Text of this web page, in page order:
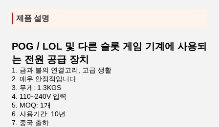
제품 설명
POG / LOL 및 다른 슬롯 게임 기계에 사용되
는 전원 공급 장치
금과 불의 연결고리, 고급 생활
매우 안정적입니다.
무게: 1.3KGS
110~240V 입력
MOQ: 1개
사용기간: 10년
중국 출하